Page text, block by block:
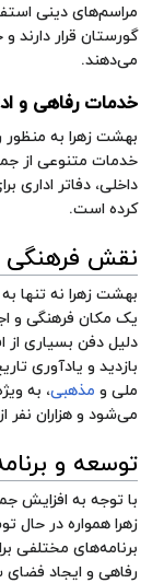
مراسم‌های دینی
گورستان قرار دارند
می‌دهند.
خدمات رفاهی و
بهشت زهرا به منظور
خدمات متنوعی از
داخلی، دفاتر اداری
کرده است.
نقش فرهنگی
بهشت زهرا نه تنها
یک مکان فرهنگی و
دلیل دفن بسیاری از
بازدید و یادآوری
ملی و مذهبی، به
می‌شود و هزاران نفر
توسعه و
با توجه به افزایش
زهرا همواره در
برنامه‌های مختلفی
رفاهی و ایجاد